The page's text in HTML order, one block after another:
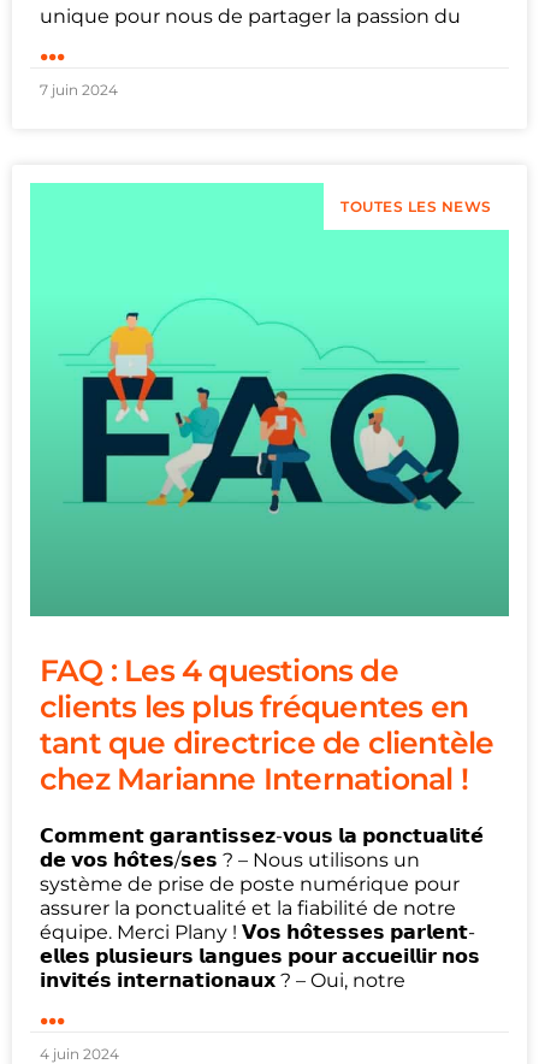
unique pour nous de partager la passion du
...
7 juin 2024
TOUTES LES NEWS
FAQ : Les 4 questions de
clients les plus fréquentes en
tant que directrice de clientèle
chez Marianne International !
𝗖𝗼𝗺𝗺𝗲𝗻𝘁 𝗴𝗮𝗿𝗮𝗻𝘁𝗶𝘀𝘀𝗲𝘇-𝘃𝗼𝘂𝘀 𝗹𝗮 𝗽𝗼𝗻𝗰𝘁𝘂𝗮𝗹𝗶𝘁𝗲́
𝗱𝗲 𝘃𝗼𝘀 𝗵𝗼̂𝘁𝗲𝘀/𝘀𝗲𝘀 ? – Nous utilisons un
système de prise de poste numérique pour
assurer la ponctualité et la fiabilité de notre
équipe. Merci Plany ! 𝗩𝗼𝘀 𝗵𝗼̂𝘁𝗲𝘀𝘀𝗲𝘀 𝗽𝗮𝗿𝗹𝗲𝗻𝘁-
𝗲𝗹𝗹𝗲𝘀 𝗽𝗹𝘂𝘀𝗶𝗲𝘂𝗿𝘀 𝗹𝗮𝗻𝗴𝘂𝗲𝘀 𝗽𝗼𝘂𝗿 𝗮𝗰𝗰𝘂𝗲𝗶𝗹𝗹𝗶𝗿 𝗻𝗼𝘀
𝗶𝗻𝘃𝗶𝘁𝗲́𝘀 𝗶𝗻𝘁𝗲𝗿𝗻𝗮𝘁𝗶𝗼𝗻𝗮𝘂𝘅 ? – Oui, notre
...
4 juin 2024